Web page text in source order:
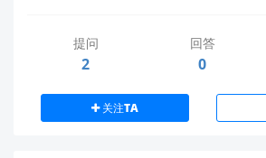
检查串口波特率是否为
包）；
确认麦克风（咪头）焊接牢
提问
2
回答
0
关注TA